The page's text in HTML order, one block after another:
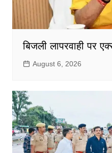
बिजली लापरवाही पर
August 6, 2026